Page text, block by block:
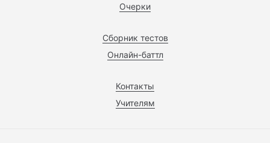
Очерки
Сборник тестов
Онлайн-баттл
Контакты
Учителям